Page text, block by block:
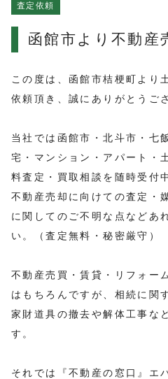
お知ら
プライバシ
査定依頼
函館市より不動産
この度は、函館市桔梗町より
依頼頂き、誠にありがとうご
当社では函館市・北斗市・七
宅・マンション・アパート・
料査定・買取相談を随時受付
不動産売却に向けての査定・
に関してのご不明な点などあ
い。（査定無料・秘密厳守）
不動産売買・賃貸・リフォー
はもちろんですが、相続に関
家財道具の撤去や解体工事な
す。
それでは『不動産の窓口』エ